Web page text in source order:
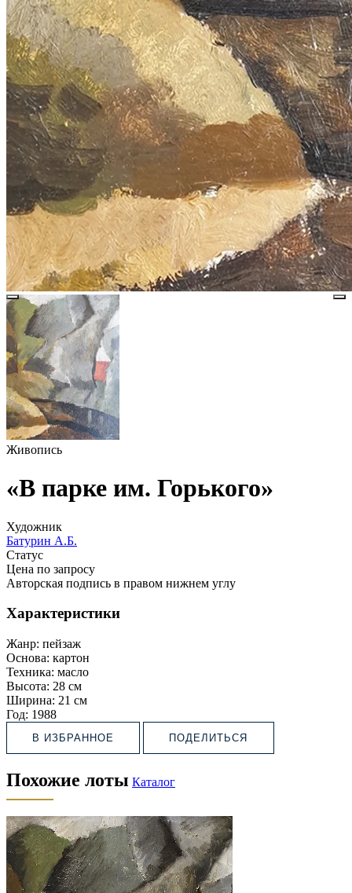
Живопись
«В парке им. Горького»
Художник
Батурин А.Б.
Статус
Цена по запросу
Авторская подпись в правом нижнем углу
Характеристики
Жанр: пейзаж
Основа: картон
Техника: масло
Высота: 28 см
Ширина: 21 см
Год: 1988
В ИЗБРАННОЕ ПОДЕЛИТЬСЯ
Похожие лоты Каталог